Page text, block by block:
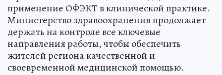
применение ОФЭКТ в клинической практике.
Министерство здравоохранения продолжает
держать на контроле все ключевые
направления работы, чтобы обеспечить
жителей региона качественной и
своевременной медицинской помощью.